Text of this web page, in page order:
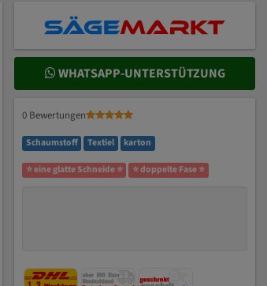
WHATSAPP-UNTERSTÜTZUNG
0 Bewertungen
Schaumstoff Textiel
karton
⭐ eine glatte Schneide ⭐
⭐ doppelte Fase ⭐